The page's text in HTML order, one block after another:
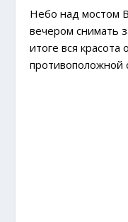
Небо над мостом
вечером снимать
итоге вся красота
противоположной